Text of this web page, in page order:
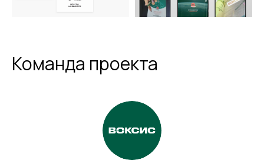
Команда проекта